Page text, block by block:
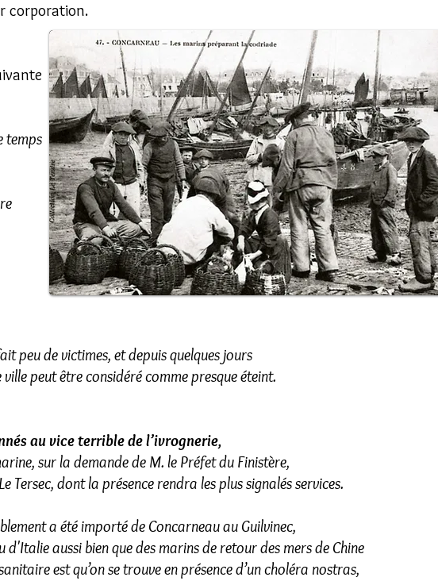
corporation.
temps
peu de victimes, et depuis quelques jours
peut être considéré comme presque éteint.
au vice terrible de l’ivrognerie,
sur la demande de M. le Préfet du Finistère,
Tersec, dont la présence rendra les plus signalés services.
a été importé de Concarneau au Guilvinec,
aussi bien que des marins de retour des mers de Chine
est qu’on se trouve en présence d’un choléra nostras,